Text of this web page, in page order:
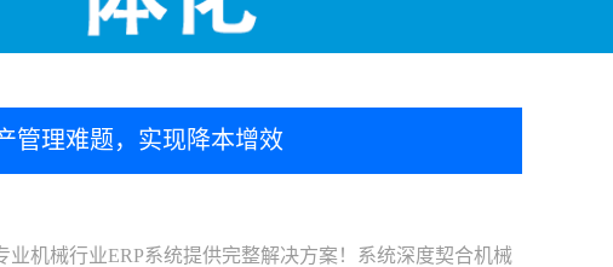
管理难题，实现降本增效
机械行业ERP系统提供完整解决方案！系统深度契合机械